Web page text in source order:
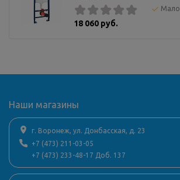
Мало
18 060 руб.
Наши магазины
г. Воронеж, ул. Донбасская, д. 23
+7 (473) 211-03-05
+7 (473) 233-48-17 Доб. 137